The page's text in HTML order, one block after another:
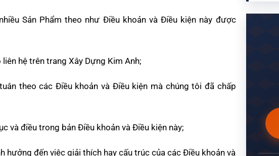
Sản Phẩm theo như Điều khoản và Điều kiện này được
liên hệ trên trang Xây Dựng Kim Anh;
theo các Điều khoản và Điều kiện mà chúng tôi đã chấp
và điều trong bản Điều khoản và Điều kiện này;
đến việc giải thích hay cấu trúc của các Điều khoản và